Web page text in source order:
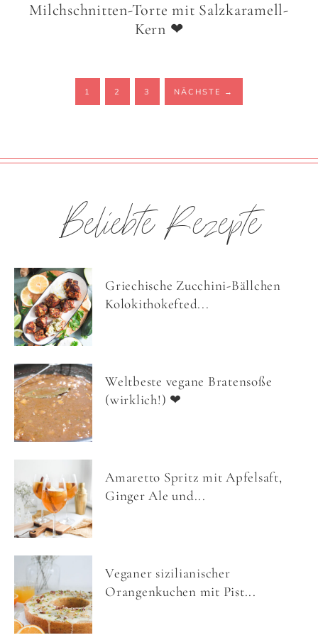
Milchschnitten-Torte mit Salzkaramell-
Kern ❤
1 2 3 NÄCHSTE →
Beliebte Rezepte
Griechische Zucchini-Bällchen
Kolokithokefted...
Weltbeste vegane Bratensoße
(wirklich!) ❤
Amaretto Spritz mit Apfelsaft,
Ginger Ale und...
Veganer sizilianischer
Orangenkuchen mit Pist...